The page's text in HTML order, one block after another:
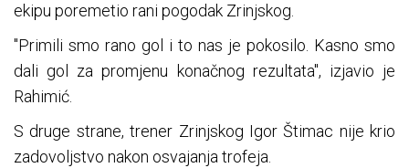
ekipu poremetio rani pogodak Zrinjskog.
"Primili smo rano gol i to nas je pokosilo. Kasno smo
dali gol za promjenu konačnog rezultata", izjavio je
Rahimić.
S druge strane, trener Zrinjskog Igor Štimac nije krio
zadovoljstvo nakon osvajanja trofeja.